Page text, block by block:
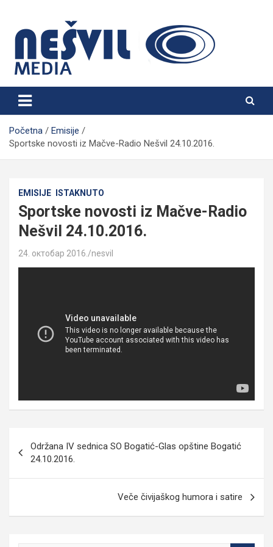
content
Nešvil Media Bogatić
Početna
Emisije
Sportske novosti iz Mačve-Radio Nešvil 24.10.2016.
EMISIJE ISTAKNUTO
Sportske novosti iz Mačve-Radio
Nešvil 24.10.2016.
24. октобар 2016. nesvil
чланка
Održana IV sednica SO Bogatić-Glas opštine Bogatić
24.10.2016.
Veče čivijaškog humora i satire